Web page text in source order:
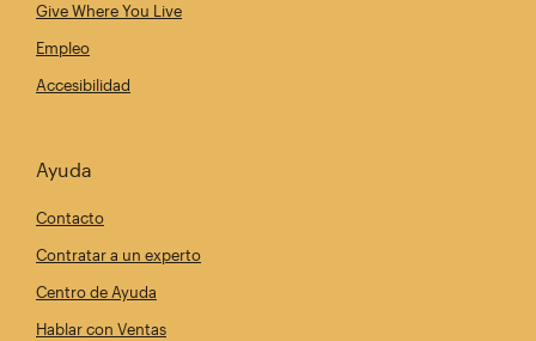
Give Where You Live
Empleo
Accesibilidad
Ayuda
Contacto
Contratar a un experto
Centro de Ayuda
Hablar con Ventas